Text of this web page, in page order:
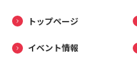
トップページ
イベント情報